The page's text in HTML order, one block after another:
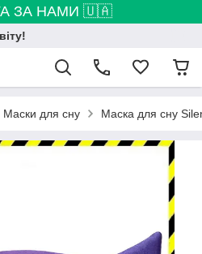
ЗА НАМИ 🇺🇦
Маски для сну Маска для сну